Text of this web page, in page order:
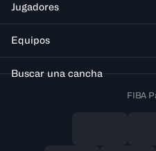
Jugadores
Equipos
Buscar una cancha
FIBA